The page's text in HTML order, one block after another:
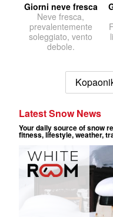
Giorni neve fresca
Neve fresca,
prevalentemente
soleggiato, vento
debole.